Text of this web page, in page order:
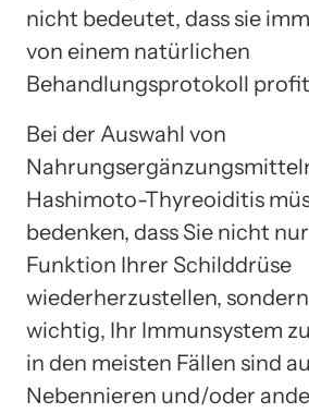
nicht bedeutet, dass sie
von einem natürlichen
Behandlungsprotokoll
Bei der Auswahl von
Hashimoto-Thyreoiditis
bedenken, dass Sie nicht
Funktion Ihrer Schilddrüse
wiederherzustellen,
wichtig, Ihr Immunsystem
in den meisten Fällen sind
Nebennieren und/oder